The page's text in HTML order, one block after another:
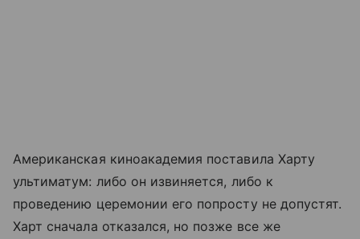
Американская киноакадемия поставила Харту
ультиматум: либо он извиняется, либо к
проведению церемонии его попросту не допустят.
Харт сначала отказался, но позже все же